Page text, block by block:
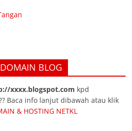
BLOG
xxxx.blogspot.com kpd
Baca info lanjut dibawah atau klik
& HOSTING NETKL